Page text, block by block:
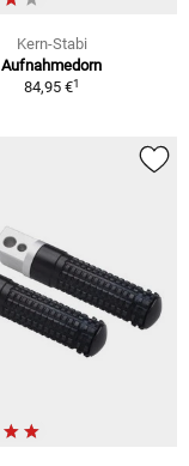
Kern-Stabi
Aufnahmedorn
84,95 €1